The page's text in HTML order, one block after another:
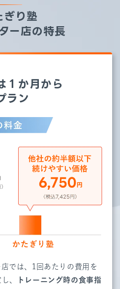
ぎり塾
ー店の特長
１か月から
ラン
では、1回あたりの費用を
、
トレーニング時の食事指